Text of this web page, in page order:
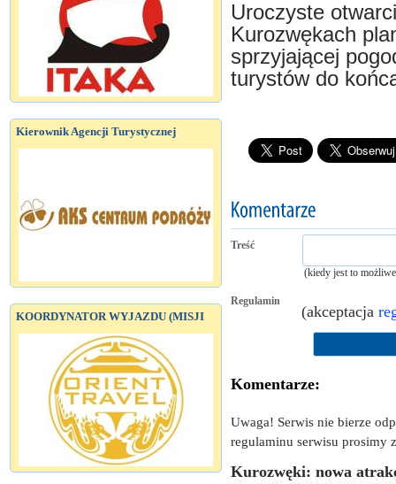
Kierownik Agencji Turystycznej
KOORDYNATOR WYJAZDU (MISJI
Uroczyste
Kurozwękach
sprzyjającej
turystów do
Treść
(kiedy jest to
Regulamin
(akceptacja
Komentarze:
Uwaga! Serwis nie bierze
regulaminu serwisu prosimy
Kurozwęki: nowa